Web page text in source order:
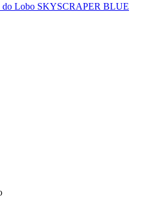
Lobo SKYSCRAPER BLUE